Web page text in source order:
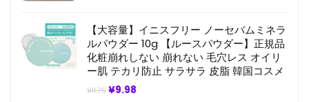
は
¥131.44
で
し
た。
格
は
¥98.58
で
す。
【大容量】イニスフリー ノーセバムミネラ
ルパウダー 10g 【ルースパウダー】正規品
化粧崩れしない 崩れない 毛穴レス オイリ
ー肌 テカリ防止 サラサラ 皮脂 韓国コスメ
¥11.75 元
¥9.98